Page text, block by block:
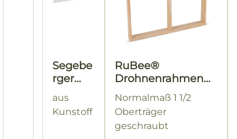
Segebe
rger
Abstan
dschien
aus
Kunstoff
RuBee®
Drohnenrahmen
geteilt
Normalmaß 1 1/2
Oberträger
geschraubt